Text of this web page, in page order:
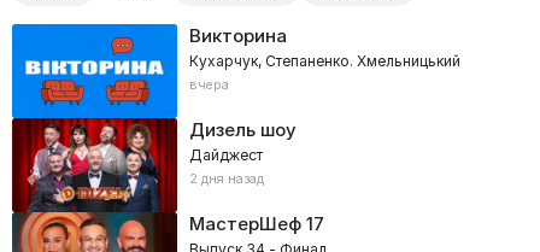
Викторина
Кухарчук, Степаненко. Хмельницький
вчера
Дизель шоу
Дайджест
2 дня назад
МастерШеф17